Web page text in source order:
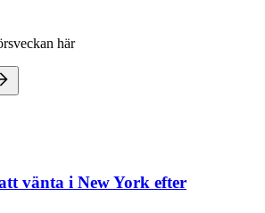
här
vänta i New York efter